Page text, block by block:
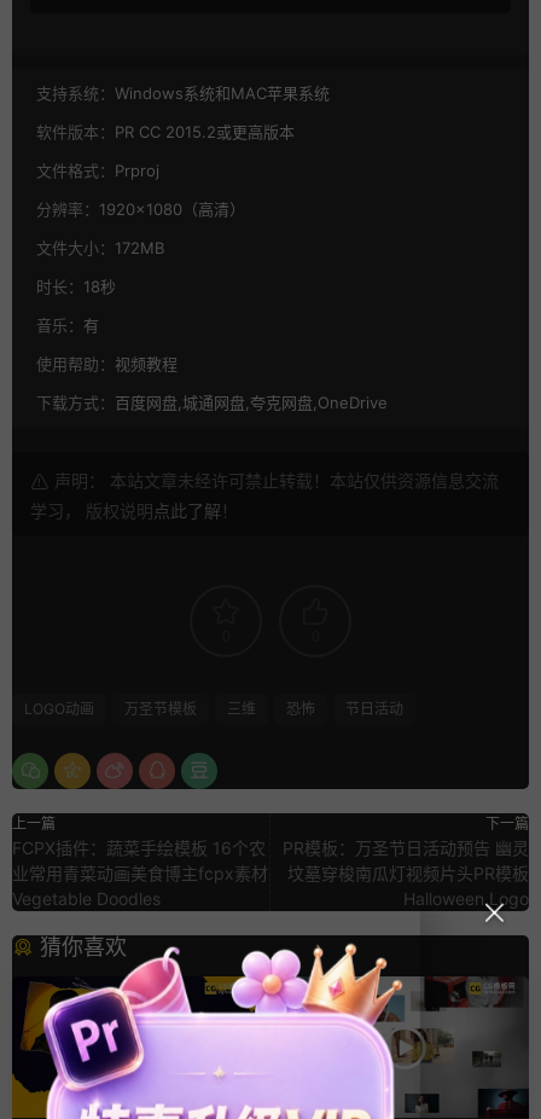
支持系统： Windows系统和MAC苹果系统
软件版本： PR CC 2015.2或更高版本
文件格式： Prproj
分辨率： 1920×1080（高清）
文件大小： 172MB
时长： 18秒
音乐： 有
使用帮助： 视频教程
下载方式： 百度网盘,城通网盘,夸克网盘,OneDrive
声明： 本站文章未经许可禁止转载！本站仅供资源信息交流
学习， 版权说明点此了解 ！
LOGO动画 万圣节模板 三维 恐怖 节日活动
上一篇
FCPX插件：蔬菜手绘模板 16个农
业常用青菜动画美食博主fcpx素材
Vegetable Doodles
下一篇
PR模板：万圣节日活动预告 幽灵
坟墓穿梭南瓜灯视频片头PR模板
Halloween Logo
猜你喜欢